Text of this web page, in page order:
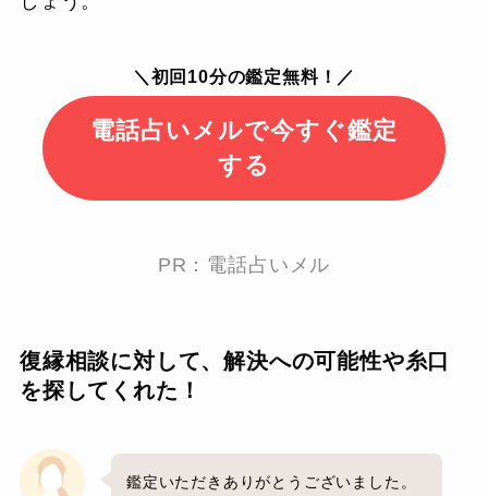
＼初回10分の鑑定無料！／
電話占いメルで今すぐ鑑定
する
PR：電話占いメル
復縁相談に対して、解決への可能性や糸口
を探してくれた！
鑑定いただきありがとうございました。